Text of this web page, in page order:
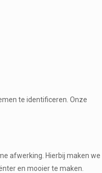
te identificeren. Onze
afwerking. Hierbij maken we
en mooier te maken.